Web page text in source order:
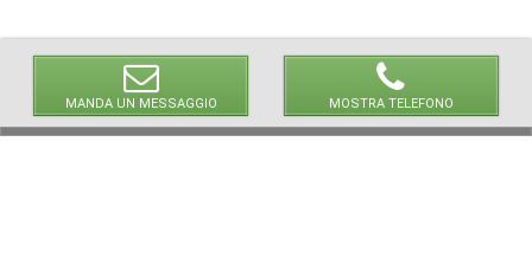
MANDA UN MESSAGGIO MOSTRA TELEFONO